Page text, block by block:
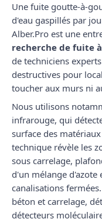
Une fuite goutte-à-
d'eau gaspillés par
Alber.Pro est une
recherche de fuite
de techniciens
destructives pour
toucher aux murs ni
Nous utilisons
infrarouge, qui
surface des
technique révèle les
sous carrelage,
d'un mélange d'azote
canalisations
béton et carrelage,
détecteurs